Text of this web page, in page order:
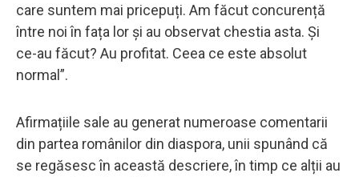
care suntem mai pricepuți. Am făcut concurență
între noi în fața lor și au observat chestia asta. Și
ce-au făcut? Au profitat. Ceea ce este absolut
normal”.
Afirmațiile sale au generat numeroase comentarii
din partea românilor din diaspora, unii spunând că
se regăsesc în această descriere, în timp ce alții au